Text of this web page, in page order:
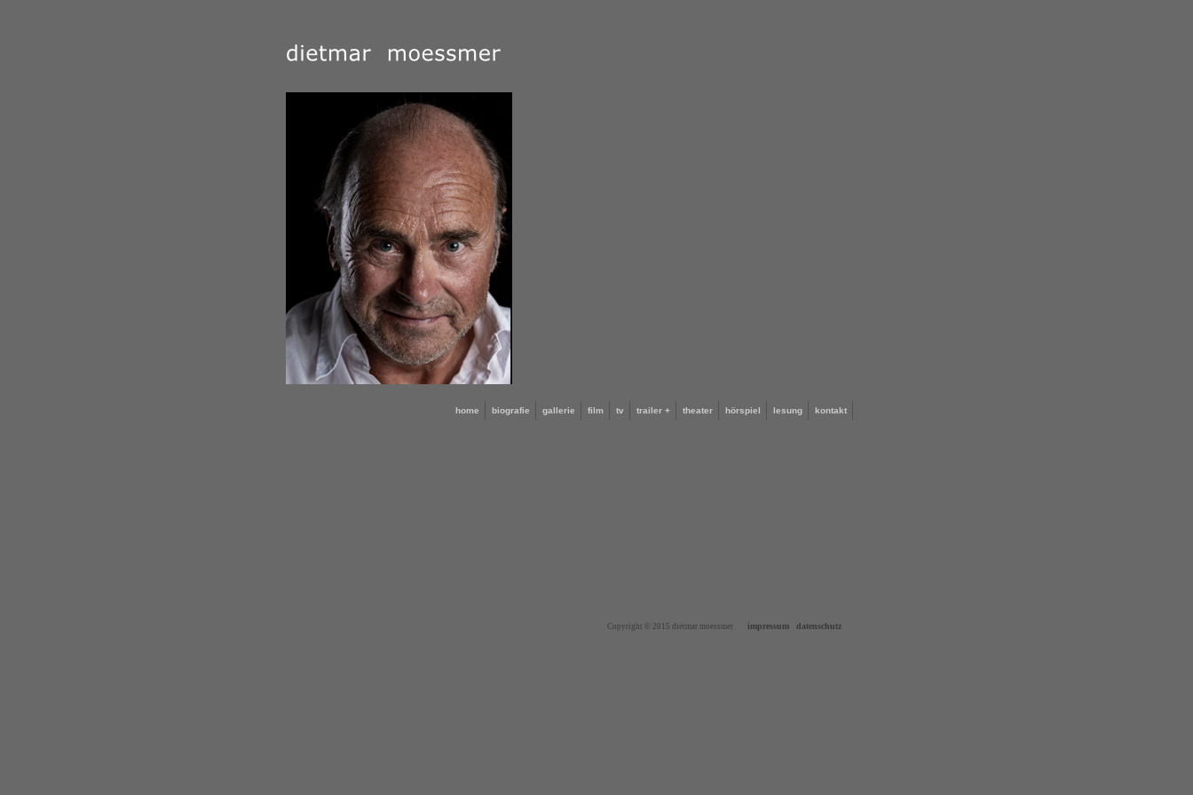
home biografie gallerie film tv trailer + theater hörspiel lesung kontakt
Copyright © 2015 dietmar moessmer impressum datenschutz